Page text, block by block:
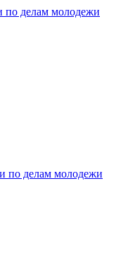
по делам молодежи
по делам молодежи